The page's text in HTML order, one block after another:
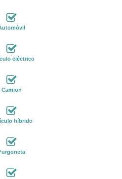
eléctrico
Camion
híbrido